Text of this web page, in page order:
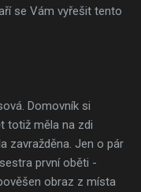
se Vám vyřešit tento
Domovník si
totiž měla na zdi
zavražděna. Jen o pár
první oběti -
obraz z místa